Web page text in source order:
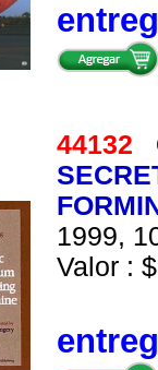
44132
1999,
Valor :